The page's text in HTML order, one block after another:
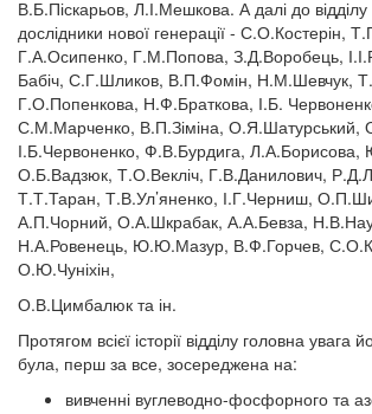
В.Б.Піскарьов, Л.І.Мешкова. А далі до
дослідники нової генерації - С.О.Костерін,
Г.А.Осипенко, Г.М.Попова, З.Д.Воробець,
Бабіч, С.Г.Шликов, В.П.Фомін, Н.М.Шевчук,
Г.О.Попенкова, Н.Ф.Браткова, І.Б.
С.М.Марченко, В.П.Зіміна, О.Я.Шатурський,
І.Б.Червоненко, Ф.В.Бурдига,
О.Б.Вадзюк, Т.О.Векліч, Г.В.Данилович,
Т.Т.Таран, Т.В.Ул’яненко, І.Г.Черниш,
А.П.Чорний, О.А.Шкрабак, А.А.Бевза,
Н.А.Ровенець, Ю.Ю.Мазур, В.Ф.Горчев,
О.Ю.Чуніхін,
О.В.Цимбалюк та ін.
Протягом всієї історії відділу головна увага
була, перш за все, зосереджена на:
вивченні вуглеводно-фосфорного та